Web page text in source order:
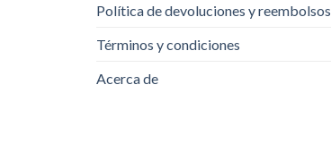
Política de devoluciones y reembolsos
Términos y condiciones
Acerca de